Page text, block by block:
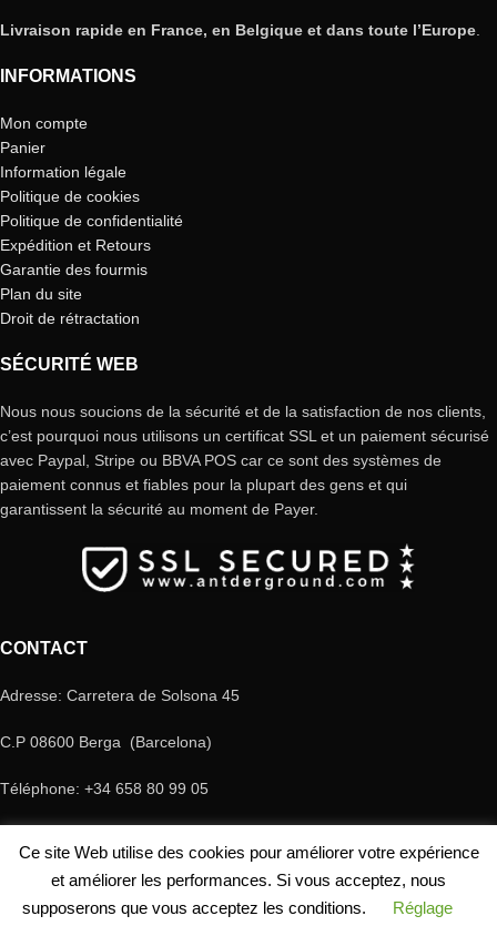
Livraison rapide en France, en Belgique et dans toute l’Europe
INFORMATIONS
Mon compte
Panier
Information légale
Politique de cookies
Politique de confidentialité
Expédition et Retours
Garantie des fourmis
Plan du site
Droit de rétractation
SÉCURITÉ WEB
Nous nous soucions de la sécurité et de la satisfaction de nos clients,
c’est pourquoi nous utilisons un certificat SSL et un paiement sécurisé
avec Paypal, Stripe ou BBVA POS car ce sont des systèmes de
paiement connus et fiables pour la plupart des gens et qui
garantissent la sécurité au moment de Payer.
CONTACT
Adresse: Carretera de Solsona 45
C.P 08600 Berga (Barcelona)
Téléphone: +34 658 80 99 05
© Copyright Antderground 2017- 2024 ---> Nucli zoologic: 9015-1457203/2021
Ce site Web utilise des cookies pour améliorer votre expérience
et améliorer les performances. Si vous acceptez, nous
supposerons que vous acceptez les conditions.
Réglage